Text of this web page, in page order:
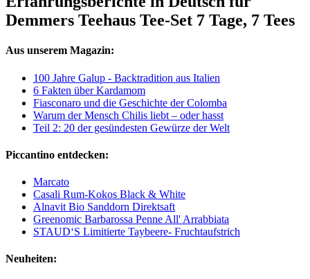
Demmers Teehaus Tee-Set 7 Tage, 7 Tees
Aus unserem Magazin:
100 Jahre Galup - Backtradition aus Italien
6 Fakten über Kardamom
Fiasconaro und die Geschichte der Colomba
Warum der Mensch Chilis liebt – oder hasst
Teil 2: 20 der gesündesten Gewürze der Welt
Piccantino entdecken:
Marcato
Casali Rum-Kokos Black & White
Alnavit Bio Sanddorn Direktsaft
Greenomic Barbarossa Penne All' Arrabbiata
STAUD‘S Limitierte Taybeere- Fruchtaufstrich
Neuheiten: